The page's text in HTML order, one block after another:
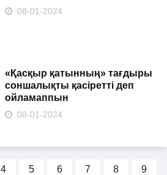
08-01-2024
«Қасқыр қатынның» тағдыры
соншалықты қасіретті деп
ойламаппын
08-01-2024
4 5 6 7 8 9